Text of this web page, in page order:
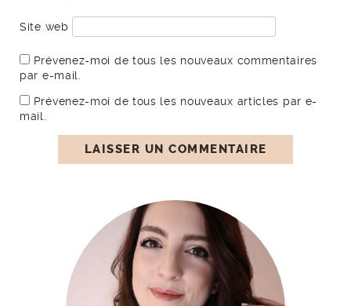
Site web
Prévenez-moi de tous les nouveaux commentaires
par e-mail.
Prévenez-moi de tous les nouveaux articles par e-
mail.